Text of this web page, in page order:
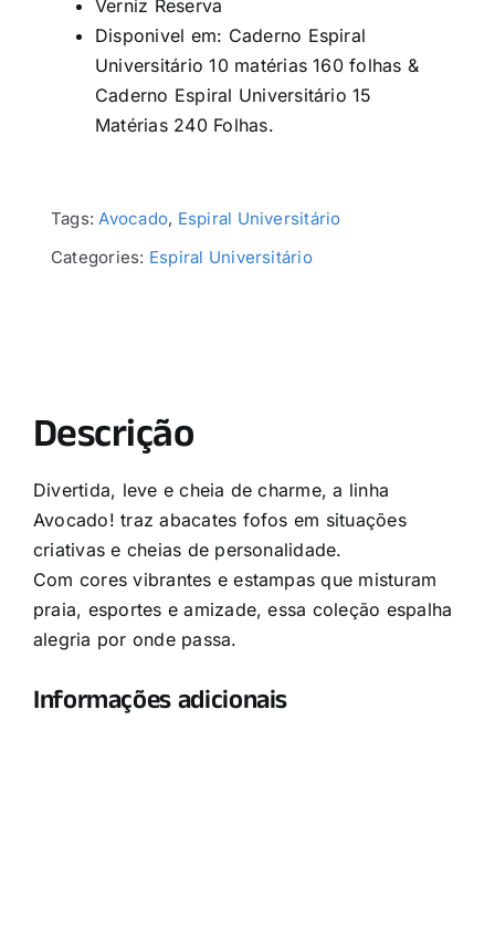
Verniz Reserva
Disponivel em: Caderno Espiral
Universitário 10 matérias 160 folhas &
Caderno Espiral Universitário 15
Matérias 240 Folhas.
Tags:Avocado, Espiral Universitário
Categories: Espiral Universitário
Descrição
Divertida, leve e cheia de charme, a linha
Avocado! traz abacates fofos em situações
criativas e cheias de personalidade.
Com cores vibrantes e estampas que misturam
praia, esportes e amizade, essa coleção espalha
alegria por onde passa.
Informações adicionais